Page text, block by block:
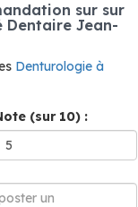
sur sur
Dentaire Jean-
Denturologie à
(sur 10) :